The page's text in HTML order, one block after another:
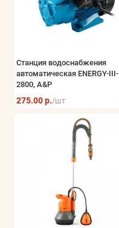
Станция водоснабжения
автоматическая ENERGY-III-
2800, A&P
275.00 р./шт